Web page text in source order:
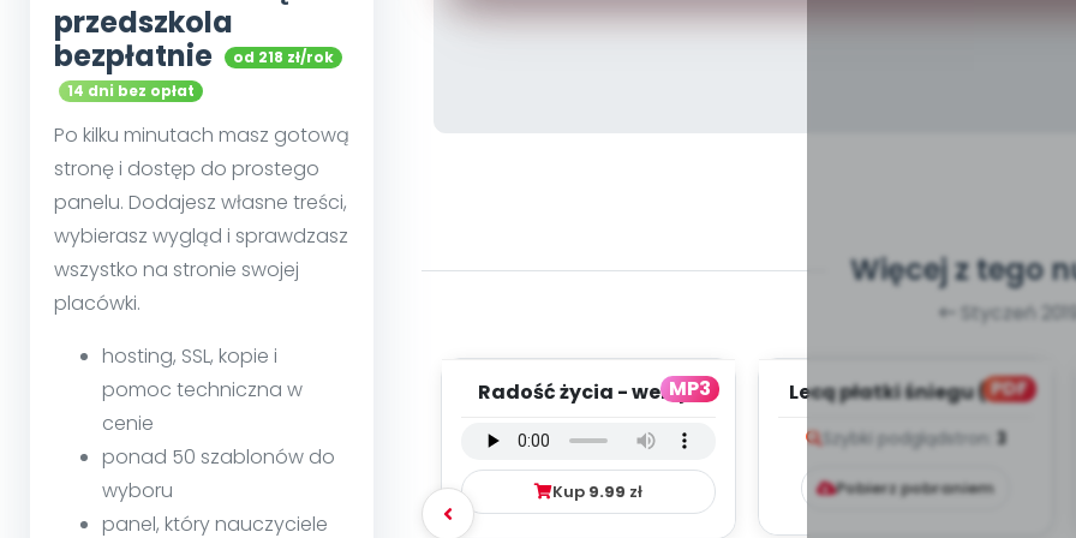
przedszkola
bezpłatnie
od 218 zł/rok
14 dni bez opłat
Po kilku minutach masz gotową
stronę i dostęp do prostego
panelu. Dodajesz własne treści,
wybierasz wygląd i sprawdzasz
wszystko na stronie swojej
placówki.
hosting, SSL, kopie i
pomoc techniczna w
cenie
ponad 50 szablonów do
wyboru
panel, który nauczyciele
Więcej z tego
Styczeń
MP3
Radość życia - wersja
Kup 9.99 zł
PDF
Lecą płatki śniegu (PD)
Szybki podglądstron: 3
Pobierz pobraniem